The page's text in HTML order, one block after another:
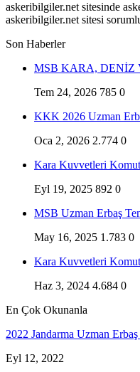
askeribilgiler.net sitesinde
askeribilgiler.net sitesi
Son Haberler
MSB KARA, DENİZ
Tem 24, 2026 785 0
KKK 2026 Uzman
Oca 2, 2026 2.774 0
Kara Kuvvetleri
Eyl 19, 2025 892 0
MSB Uzman Erbaş
May 16, 2025 1.783 0
Kara Kuvvetleri
Haz 3, 2024 4.684 0
En Çok Okunanla
2022 Jandarma Uzman
Eyl 12, 2022